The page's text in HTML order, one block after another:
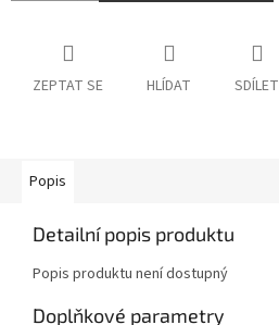
ZEPTAT SE HLÍDAT SDÍLET
Popis
Detailní popis produktu
Popis produktu není dostupný
Doplňkové parametry